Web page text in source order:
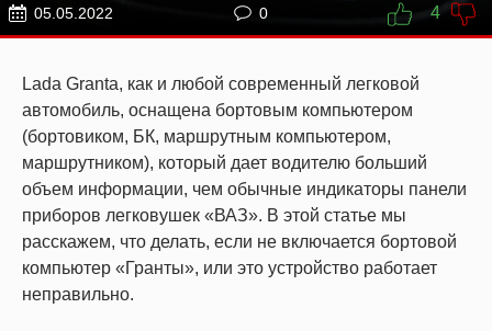
05.05.2022 0 4
Lada Granta, как и любой современный легковой
автомобиль, оснащена бортовым компьютером
(бортовиком, БК, маршрутным компьютером,
маршрутником), который дает водителю больший
объем информации, чем обычные индикаторы панели
приборов легковушек «ВАЗ». В этой статье мы
расскажем, что делать, если не включается бортовой
компьютер «Гранты», или это устройство работает
неправильно.